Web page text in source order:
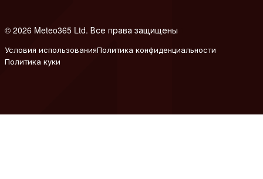
© 2026 Meteo365 Ltd. Все права защищены
Условия использованияПолитика конфиденциальности
Политика куки